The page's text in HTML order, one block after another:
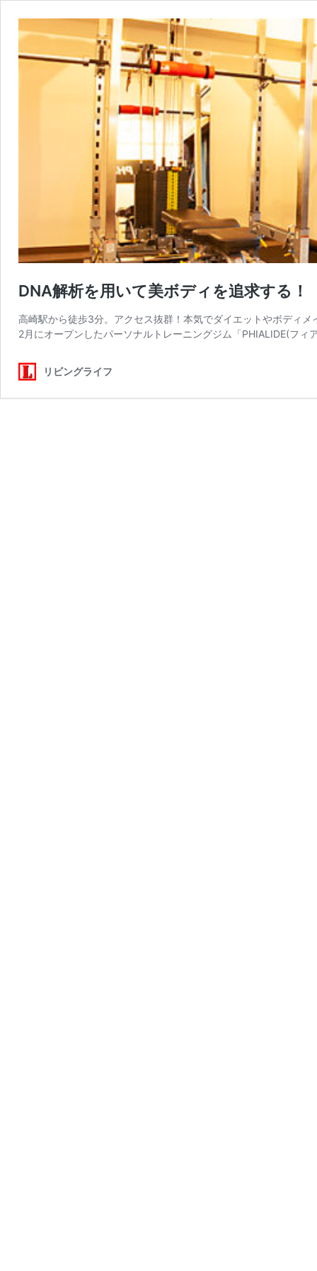
DNA解析を用いて美ボディを追求する！
高崎駅から徒歩3分。アクセス抜群！本気でダイエットやボディ
2月にオープンしたパーソナルトレーニングジム「PHIALIDE(フ
リビングライフ